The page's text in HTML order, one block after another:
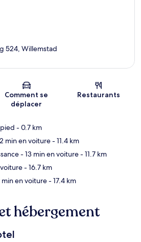
Carte
524, Willemstad
Comment se
déplacer
Restaurants
- 0.7 km
min en voiture- 11.4 km
- 13 min en voiture- 11.7 km
- 16.7 km
min en voiture- 17.4 km
hébergement